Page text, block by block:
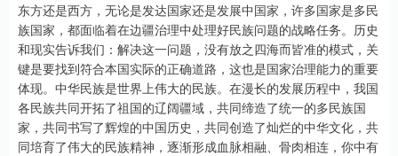
东方还是西方，无论是发达国家还是发展中国家，许多国家是多民
族国家，都面临着在边疆治理中处理好民族问题的战略任务。历史
和现实告诉我们：解决这一问题，没有放之四海而皆准的模式，关
键是要找到符合本国实际的正确道路，这也是国家治理能力的重要
体现。中华民族是世界上伟大的民族。在漫长的发展历程中，我国
各民族共同开拓了祖国的辽阔疆域，共同缔造了统一的多民族国
家，共同书写了辉煌的中国历史，共同创造了灿烂的中华文化，共
同培育了伟大的民族精神，逐渐形成血脉相融、骨肉相连，你中有